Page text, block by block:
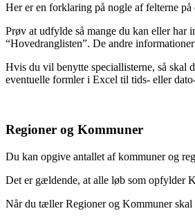
Her er en forklaring på nogle af felterne
Prøv at udfylde så mange du kan eller har
“Hovedranglisten”. De andre
Hvis du vil benytte speciallisterne, så skal
eventuelle formler i Excel til tids- eller
Regioner og Kommuner
Du kan opgive antallet af kommuner og
Det er gældende, at alle løb som opfylder
Når du tæller Regioner og Kommuner